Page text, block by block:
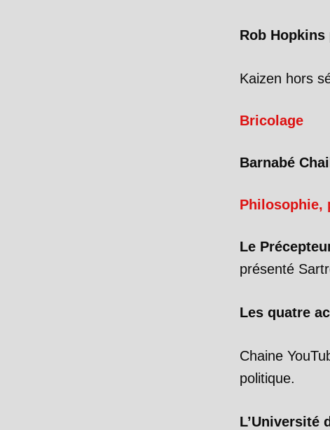
Rob Hopkins
Kaizen hors
Bricolage
Barnabé
Philosophie,
Le
présenté
Les quatre
Chaine
politique.
L’Université